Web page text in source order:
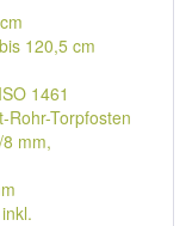
120,5 cm
1461
Rohr-Torpfosten
mm,